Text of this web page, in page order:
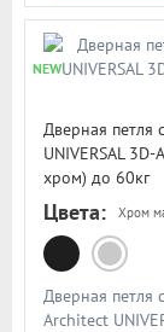
NEW
Дверная петля
UNIVERSAL
хром) до 60кг
Цвета: Хром
Дверная петля
Architect